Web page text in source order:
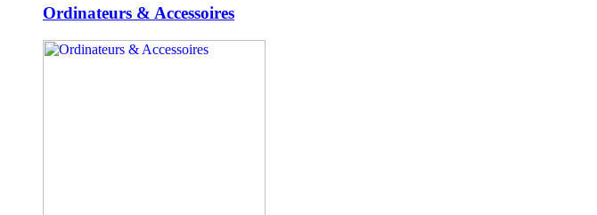
Ordinateurs & Accessoires